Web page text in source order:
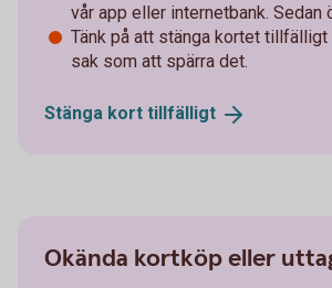
vår app eller internetbank. Sedan
Tänk på att stänga kortet tillfälligt
sak som att spärra det.
Stänga kort tillfälligt
Okända kortköp eller